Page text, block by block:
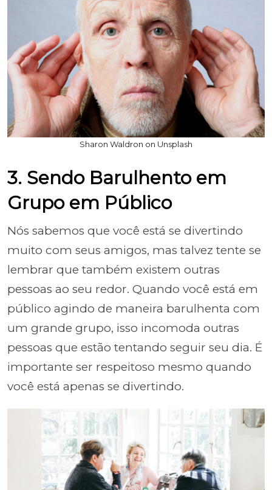
Sharon Waldron on Unsplash
3. Sendo Barulhento em
Grupo em Público
Nós sabemos que você está se divertindo
muito com seus amigos, mas talvez tente se
lembrar que também existem outras
pessoas ao seu redor. Quando você está em
público agindo de maneira barulhenta com
um grande grupo, isso incomoda outras
pessoas que estão tentando seguir seu dia. É
importante ser respeitoso mesmo quando
você está apenas se divertindo.